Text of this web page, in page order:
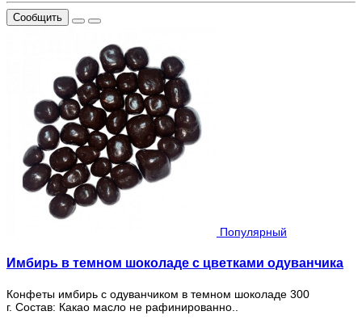
Сообщить
Популярный
Имбирь в темном шоколаде с цветками одуванчика
Конфеты имбирь с одуванчиком в темном шоколаде 300
г. Состав: Какао масло не рафинированно..